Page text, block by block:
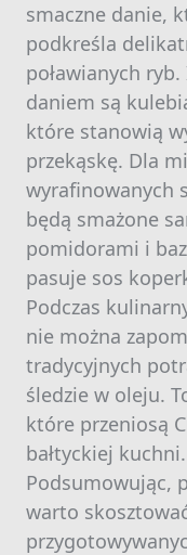
smaczne danie,
podkreśla
poławianych
daniem są
które stanowią
przekąskę. Dla
wyrafinowanych
będą smażone
pomidorami i
pasuje sos
Podczas
nie można
tradycyjnych
śledzie w oleju.
które przeniosą
bałtyckiej kuchni.
Podsumowując,
warto